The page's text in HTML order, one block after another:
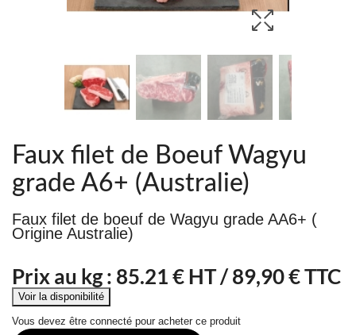
Faux filet de Boeuf Wagyu
grade A6+ (Australie)
Faux filet de boeuf de Wagyu grade AA6+ (
Origine Australie)
Prix au kg : 85.21€ HT /89,90 € TTC
Vous devez être connecté pour acheter ce produit